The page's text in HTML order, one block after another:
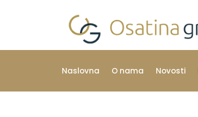
Naslovna O nama Novosti